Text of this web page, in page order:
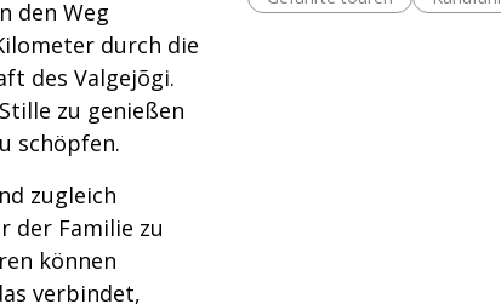
den Weg
durch die
des Valgejõgi.
zu genießen
schöpfen.
zugleich
der Familie zu
können
verbindet,